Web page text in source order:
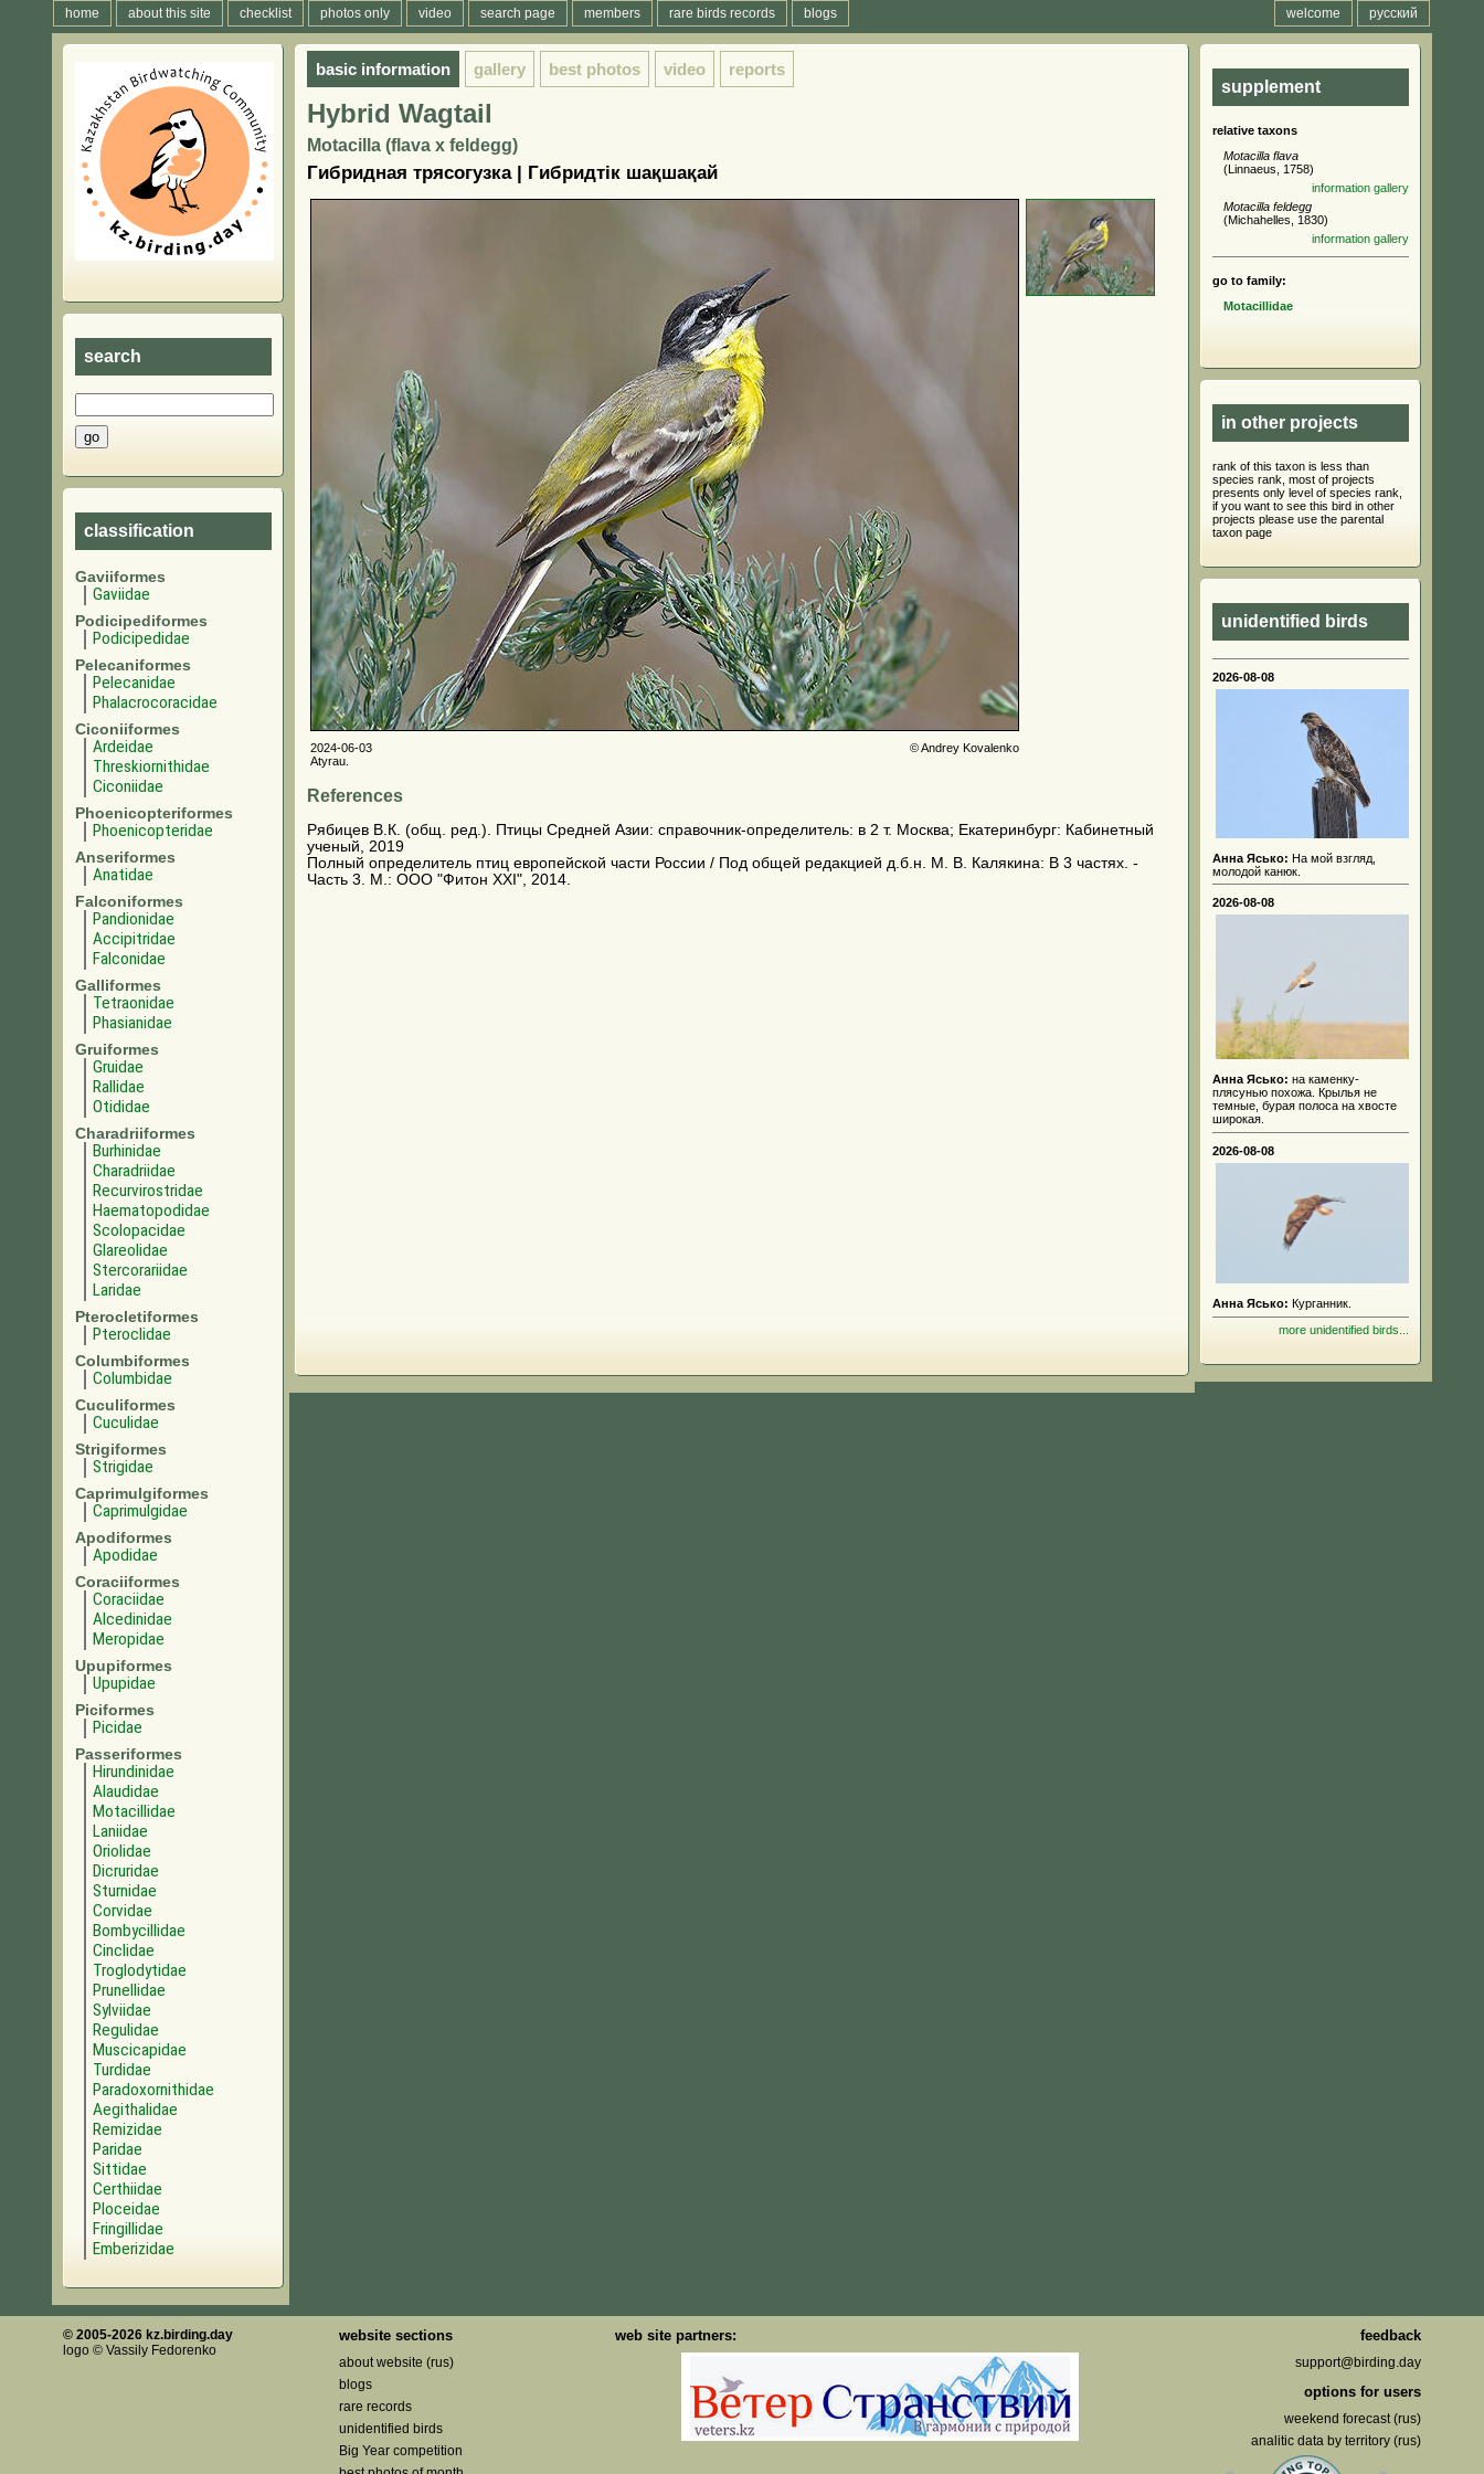
home about this site checklist photos only video search page members rare birds records blogs русский
welcome
search
classification
Gaviiformes
Gaviidae
Podicipediformes
Podicipedidae
Pelecaniformes
Pelecanidae
Phalacrocoracidae
Ciconiiformes
Ardeidae
Threskiornithidae
Ciconiidae
Phoenicopteriformes
Phoenicopteridae
Anseriformes
Anatidae
Falconiformes
Pandionidae
Accipitridae
Falconidae
Galliformes
Tetraonidae
Phasianidae
Gruiformes
Gruidae
Rallidae
Otididae
Charadriiformes
Burhinidae
Charadriidae
Recurvirostridae
Haematopodidae
Scolopacidae
Glareolidae
Stercorariidae
Laridae
Pterocletiformes
Pteroclidae
Columbiformes
Columbidae
Cuculiformes
Cuculidae
Strigiformes
Strigidae
Caprimulgiformes
Caprimulgidae
Apodiformes
Apodidae
Coraciiformes
Coraciidae
Alcedinidae
Meropidae
Upupiformes
Upupidae
Piciformes
Picidae
Passeriformes
Hirundinidae
Alaudidae
Motacillidae
Laniidae
Oriolidae
Dicruridae
Sturnidae
Corvidae
Bombycillidae
Cinclidae
Troglodytidae
Prunellidae
Sylviidae
Regulidae
Muscicapidae
Turdidae
Paradoxornithidae
Aegithalidae
Remizidae
Paridae
Sittidae
Certhiidae
Ploceidae
Fringillidae
Emberizidae
basic information gallery best photos video reports
Hybrid Wagtail
Motacilla (flava x feldegg)
Гибридная трясогузка | Гибридтік шақшақай
2024-06-03
Atyrau.
© Andrey Kovalenko
References
Рябицев В.К. (общ. ред.). Птицы Средней Азии: справочник-определитель: в 2 т. Москва; Екатеринбург: Кабинетный
ученый, 2019
Полный определитель птиц европейской части России / Под общей редакцией д.б.н. М. В. Калякина: В 3 частях. -
Часть 3. М.: ООО "Фитон XXI", 2014.
supplement
relative taxons
Motacilla flava
(Linnaeus, 1758)
information gallery
Motacilla feldegg
(Michahelles, 1830)
information gallery
go to family:
Motacillidae
in other projects
rank of this taxon is less than
species rank, most of projects
presents only level of species rank,
if you want to see this bird in other
projects please use the parental
taxon page
unidentified birds
2026-08-08
Анна Ясько: На мой взгляд,
молодой канюк.
2026-08-08
Анна Ясько: на каменку-
плясунью похожа. Крылья не
темные, бурая полоса на хвосте
широкая.
2026-08-08
Анна Ясько: Курганник.
more unidentified birds...
© 2005-2026 kz.birding.day
logo © Vassily Fedorenko
website sections
about website (rus)
blogs
rare records
unidentified birds
Big Year competition
web site partners: feedback
support@birding.day
options for users
weekend forecast (rus)
analitic data by territory (rus)